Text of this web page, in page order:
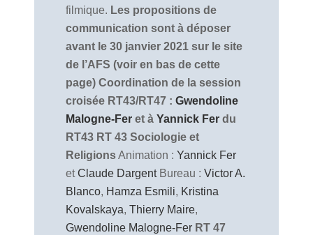
filmique. Les propositions de
communication sont à déposer
avant le 30 janvier 2021 sur le site
de l’AFS (voir en bas de cette
page) Coordination de la session
croisée RT43/RT47 : Gwendoline
Malogne-Fer et à Yannick Fer du
RT43 RT 43 Sociologie et
ReligionsAnimation : Yannick Fer
etClaude DargentBureau : Victor A.
Blanco, Hamza Esmili, Kristina
Kovalskaya, Thierry Maire,
Gwendoline Malogne-Fer RT 47